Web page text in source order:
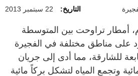
التاريخ: 22 سبتمبر 2013
أمطار تراوحت بين المتوسطة
على مناطق مختلفة في الفجيرة
للشارقة، مما أدى إلى جريان
وتجمع المياه لتشكل بركاً مائية